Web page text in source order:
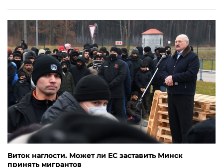
Виток наглости. Может ли ЕС заставить Минск
принять мигрантов